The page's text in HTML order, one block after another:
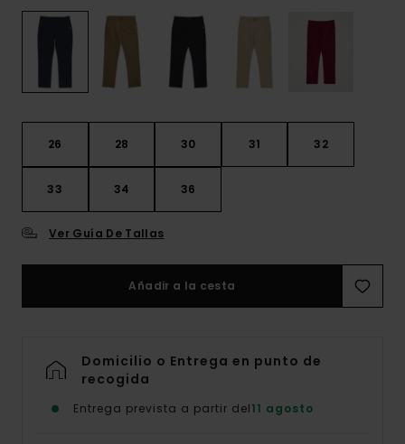
26 28 30 31 32
33 34 36
Ver Guía De Tallas
Añadir a la cesta
Domicilio o Entrega en punto de
recogida
Entrega prevista a partir del11 agosto